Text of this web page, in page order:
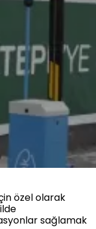
özel olarak
sağlamak